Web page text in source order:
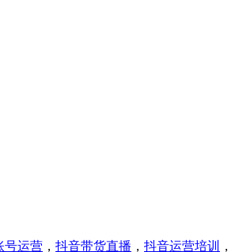
号运营 ， 抖音带货直播 ， 抖音运营培训
，